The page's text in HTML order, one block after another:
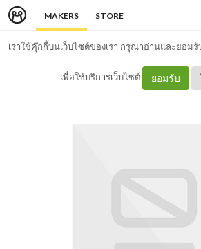
MAKERS STORE
เราใช้คุ๊กกี้บนเว็บไซต์ของเรา กรุณาอ่านและยอมรั
เพื่อใช้บริการเว็บไซต์ ยอมรับ